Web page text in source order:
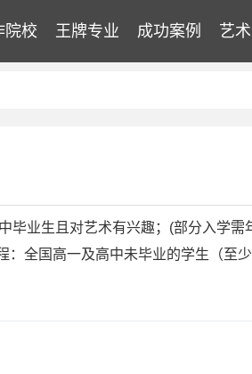
院校 王牌专业 成功案例 艺
毕业生且对艺术有兴趣；(部分入学需
：全国高一及高中未毕业的学生（至